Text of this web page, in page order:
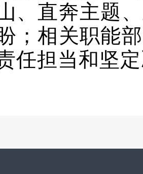
、直奔主题
；相关职能
任担当和坚